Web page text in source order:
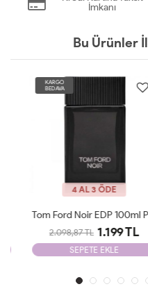
İmkanı
Bu Ürünler
KARGO
BEDAVA
4 AL 3 ÖDE
Tom Ford Noir EDP 100ml Parfüm Man Tester
2.098,87 TL 1.199 TL
SEPETE EKLE